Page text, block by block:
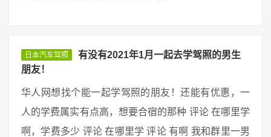
日本汽车驾照
有没有2021年1月一起去学驾照的男生
朋友！
华人网想找个能一起学驾照的朋友！还能有优惠，一
人的学费属实有点高，想要合宿的那种 评论 在哪里学
啊，学费多少 评论 在哪里学 评论 有啊 我和群里一男